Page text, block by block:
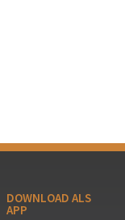
DOWNLOAD ALS
APP